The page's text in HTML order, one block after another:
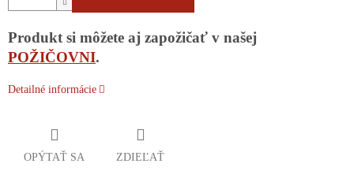
Produkt si môžete aj zapožičať v našej
POŽIČOVNI.
Detailné informácie
OPÝTAŤ SA ZDIEĽAŤ